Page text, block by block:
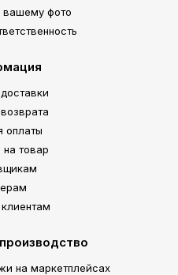
фото
оплаты
на товар
на маркетплейсах